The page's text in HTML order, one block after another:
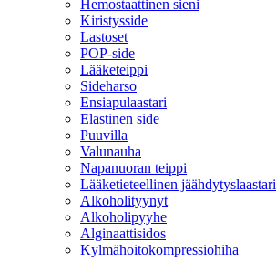
Hemostaattinen sieni
Kiristysside
Lastoset
POP-side
Lääketeippi
Sideharso
Ensiapulaastari
Elastinen side
Puuvilla
Valunauha
Napanuoran teippi
Lääketieteellinen jäähdytyslaastari
Alkoholityynyt
Alkoholipyyhe
Alginaattisidos
Kylmähoitokompressiohiha